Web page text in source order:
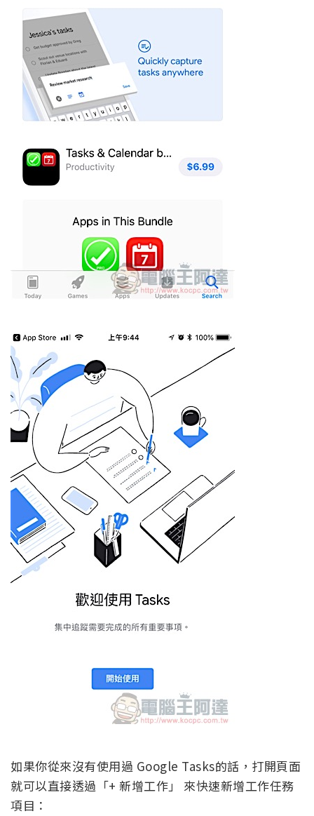
如果你從來沒有使用過 Google Tasks的話，打開頁面
就可以直接透過「+ 新增工作」 來快速新增工作任務
項目：